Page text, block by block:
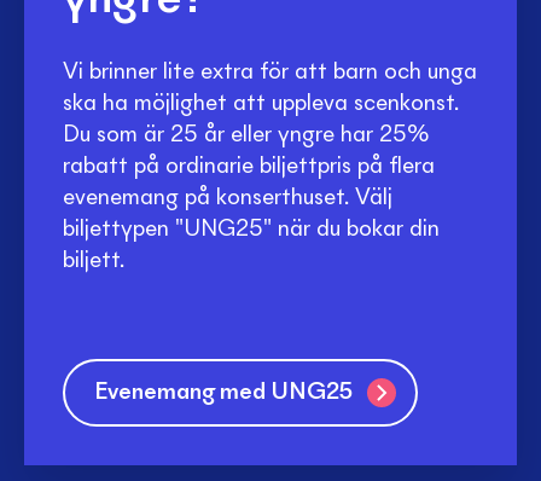
Vi brinner lite extra för att barn och unga
ska ha möjlighet att uppleva scenkonst.
Du som är 25 år eller yngre har 25%
rabatt på ordinarie biljettpris på flera
evenemang på konserthuset. Välj
biljettypen "UNG25" när du bokar din
biljett.
Evenemang med UNG25